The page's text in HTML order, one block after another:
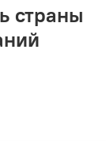
страны